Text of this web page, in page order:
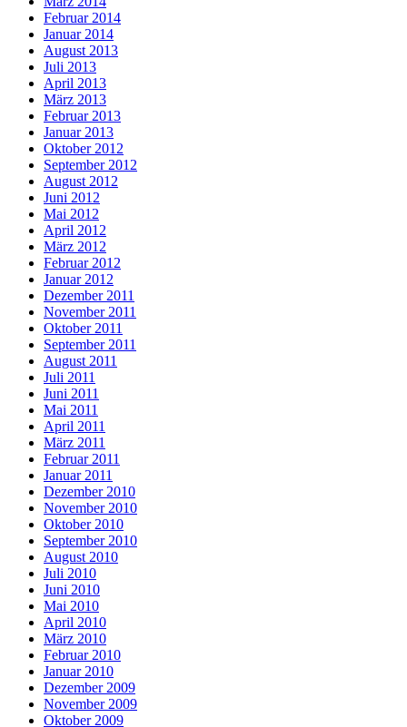
Februar 2014
Januar 2014
August 2013
Juli 2013
April 2013
März 2013
Februar 2013
Januar 2013
Oktober 2012
September 2012
August 2012
Juni 2012
Mai 2012
April 2012
März 2012
Februar 2012
Januar 2012
Dezember 2011
November 2011
Oktober 2011
September 2011
August 2011
Juli 2011
Juni 2011
Mai 2011
April 2011
März 2011
Februar 2011
Januar 2011
Dezember 2010
November 2010
Oktober 2010
September 2010
August 2010
Juli 2010
Juni 2010
Mai 2010
April 2010
März 2010
Februar 2010
Januar 2010
Dezember 2009
November 2009
Oktober 2009